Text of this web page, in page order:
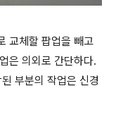
교체할 팝업을 빼고
은 의외로 간단하다.
부분의 작업은 신경